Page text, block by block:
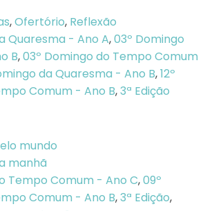
,Ofertório, Reflexão
Quaresma - Ano A,03º Domingo
B,03º Domingo do Tempo Comum
da Quaresma - Ano B,12º
Comum - Ano B,3ª Edição
mundo
manhã
Tempo Comum - Ano C,09º
Comum - Ano B,3ª Edição,